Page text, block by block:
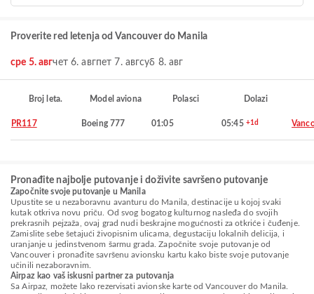
Proverite red letenja od Vancouver do Manila
сре 5. авгчет 6. авгпет 7. авгсуб 8. авг
Broj leta. Model aviona Polasci Dolazi
PR117 Boeing 777 01:05 05:45 +1d
Pronađite najbolje putovanje i doživite savršeno putovanje
Započnite svoje putovanje u Manila
Upustite se u nezaboravnu avanturu do Manila, destinacije u kojoj svaki
kutak otkriva novu priču. Od svog bogatog kulturnog nasleđa do svojih
prekrasnih pejzaža, ovaj grad nudi beskrajne mogućnosti za otkriće i čuđenje.
Zamislite sebe šetajući živopisnim ulicama, degustaciju lokalnih delicija, i
uranjanje u jedinstvenom šarmu grada. Započnite svoje putovanje od
Vancouver i pronađite savršenu avionsku kartu kako biste svoje putovanje
učinili nezaboravnim.
Airpaz kao vaš iskusni partner za putovanja
Sa Airpaz, možete lako rezervisati avionske karte od Vancouver do Manila.